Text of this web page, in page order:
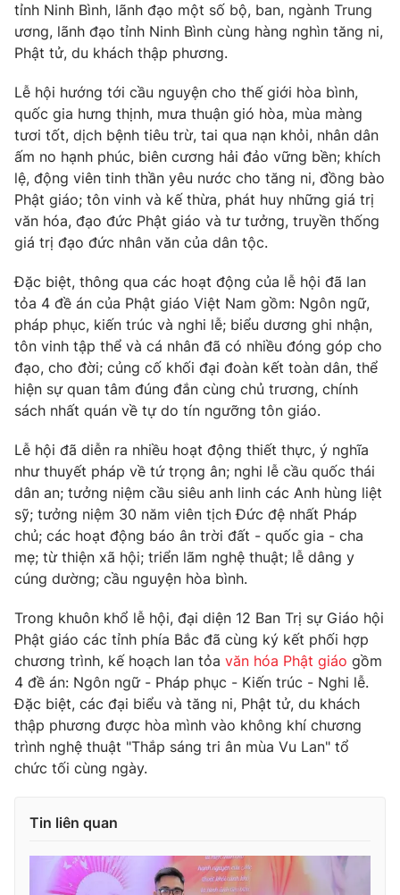
Tư vấn
Chuyên mục khác
Photo Infographic
Video Shorts video
VTV Money VTV Thể thao
VTV Sức khoẻ Bất động sản
Thị trường 24h Tấm lòng Việt
VTV4 Vươn mình bằng AI
Liên hệ tòa soạn English
THỜI BÁO VTV
Theo dõi báo trên
Cơ quan chủ quản:
Đài Truyền hình Việt Nam
Cơ quan báo chí:Thời báo VTV
Giấy phép hoạt động báo in và báo điện tử số 483/GP-BTTTT
Phó Tổng Biên tập:
Nguyễn Trọng Ninh
Tổng đài VTV: 024.38 355 931 - 024.38 355 932
tỉnh Ninh Bình, lãnh đạo một số bộ, ban, ngành Trung
ương, lãnh đạo tỉnh Ninh Bình cùng hàng nghìn tăng ni,
Phật tử, du khách thập phương.
Lễ hội hướng tới cầu nguyện cho thế giới hòa bình,
quốc gia hưng thịnh, mưa thuận gió hòa, mùa màng
tươi tốt, dịch bệnh tiêu trừ, tai qua nạn khỏi, nhân dân
ấm no hạnh phúc, biên cương hải đảo vững bền; khích
lệ, động viên tinh thần yêu nước cho tăng ni, đồng bào
Phật giáo; tôn vinh và kế thừa, phát huy những giá trị
văn hóa, đạo đức Phật giáo và tư tưởng, truyền thống
giá trị đạo đức nhân văn của dân tộc.
Đặc biệt, thông qua các hoạt động của lễ hội đã lan
tỏa 4 đề án của Phật giáo Việt Nam gồm: Ngôn ngữ,
pháp phục, kiến trúc và nghi lễ; biểu dương ghi nhận,
tôn vinh tập thể và cá nhân đã có nhiều đóng góp cho
đạo, cho đời; củng cố khối đại đoàn kết toàn dân, thể
hiện sự quan tâm đúng đắn cùng chủ trương, chính
sách nhất quán về tự do tín ngưỡng tôn giáo.
Lễ hội đã diễn ra nhiều hoạt động thiết thực, ý nghĩa
như thuyết pháp về tứ trọng ân; nghi lễ cầu quốc thái
dân an; tưởng niệm cầu siêu anh linh các Anh hùng liệt
sỹ; tưởng niệm 30 năm viên tịch Đức đệ nhất Pháp
chủ; các hoạt động báo ân trời đất - quốc gia - cha
mẹ; từ thiện xã hội; triển lãm nghệ thuật; lễ dâng y
cúng dường; cầu nguyện hòa bình.
Trong khuôn khổ lễ hội, đại diện 12 Ban Trị sự Giáo hội
Phật giáo các tỉnh phía Bắc đã cùng ký kết phối hợp
chương trình, kế hoạch lan tỏa văn hóa Phật giáo gồm
4 đề án: Ngôn ngữ - Pháp phục - Kiến trúc - Nghi lễ.
Đặc biệt, các đại biểu và tăng ni, Phật tử, du khách
thập phương được hòa mình vào không khí chương
trình nghệ thuật "Thắp sáng tri ân mùa Vu Lan" tổ
chức tối cùng ngày.
Tin liên quan